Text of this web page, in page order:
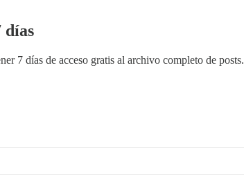
días
7 días de acceso gratis al archivo completo de posts.